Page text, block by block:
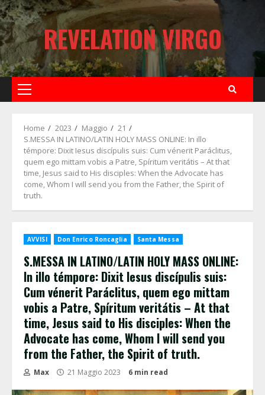
Skip
to
content
REVELATION VIRGO
Primary
Home 2023 Maggio
21
S.MESSA IN LATINO/LATIN HOLY MASS ONLINE: In illo
témpore: Dixit Iesus discípulis suis: Cum vénerit Paráclitus,
quem ego mittam vobis a Patre, Spíritum veritátis – At that
time, Jesus said to His disciples: When the Advocate has
come, Whom I will send you from the Father, the Spirit of
truth.
AVVISI Don Enrico Roncaglia Santa Messa
S.MESSA IN LATINO/LATIN HOLY MASS ONLINE:
In illo témpore: Dixit Iesus discípulis suis:
Cum vénerit Paráclitus, quem ego mittam
vobis a Patre, Spíritum veritátis – At that
time, Jesus said to His disciples: When the
Advocate has come, Whom I will send you
from the Father, the Spirit of truth.
Max 21 Maggio 2023 6 min read